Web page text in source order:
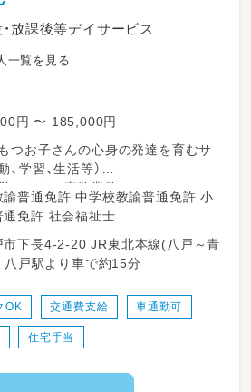
放課後等デイサービス
一覧を見る
円 〜 185,000円
つお子さんの心身の発達を育むサ
、学習、生活等）
のための事務業務
：放課後等デイサービス
中学校教諭普通免許 小
学校教諭普通免許 社会福祉士
20 JR東北本線(八戸～青
戸駅より車で約15分
OK 交通費支給 車通勤可
住宅手当